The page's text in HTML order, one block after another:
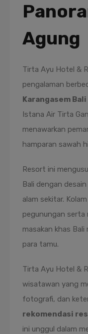
Agung
Tirta Ayu Hotel &
pengalaman
Karangasem Bali
Istana Air Tirta
menawarkan
hamparan sawah
Resort ini
Bali dengan
alam sekitar.
pegunungan serta
masakan khas
para tamu.
Tirta Ayu Hotel &
wisatawan yang
fotografi, dan
rekomendasi
ini unggul dalam